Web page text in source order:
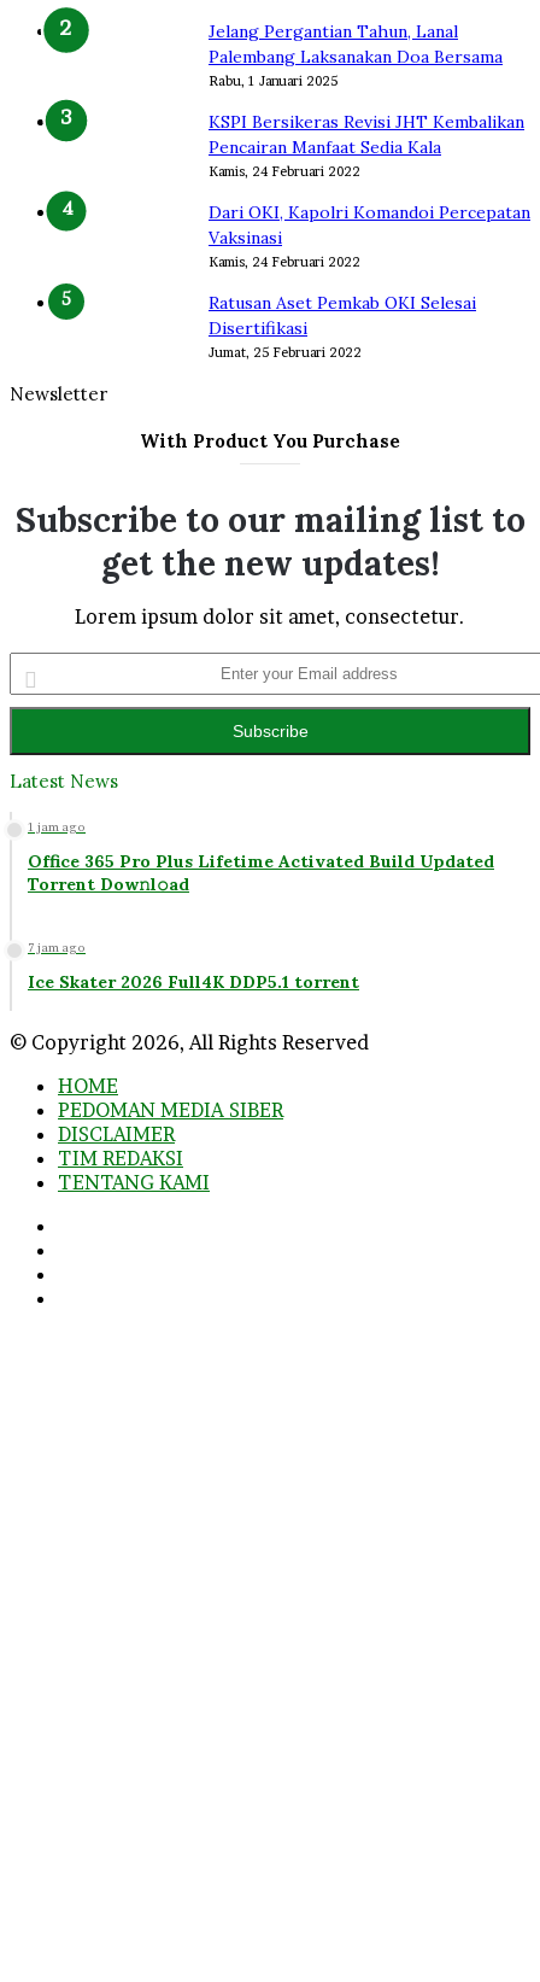
Jelang Pergantian Tahun, Lanal
Palembang Laksanakan Doa Bersama
Rabu, 1 Januari 2025
KSPI Bersikeras Revisi JHT Kembalikan
Pencairan Manfaat Sedia Kala
Kamis, 24 Februari 2022
Dari OKI, Kapolri Komandoi Percepatan
Vaksinasi
Kamis, 24 Februari 2022
Ratusan Aset Pemkab OKI Selesai
Disertifikasi
Jumat, 25 Februari 2022
Newsletter
With Product You Purchase
Subscribe to our mailing list to
get the new updates!
Lorem ipsum dolor sit amet, consectetur.
your
Email
Latest News
1 jam ago
Office 365 Pro Plus Lifetime Activated Build Updated
Torrent Dow𝚗l𝚘аd
7 jam ago
Ice Skater 2026 Full4K DDP5.1 torrent
© Copyright 2026, All Rights Reserved
HOME
PEDOMAN MEDIA SIBER
DISCLAIMER
TIM REDAKSI
TENTANG KAMI